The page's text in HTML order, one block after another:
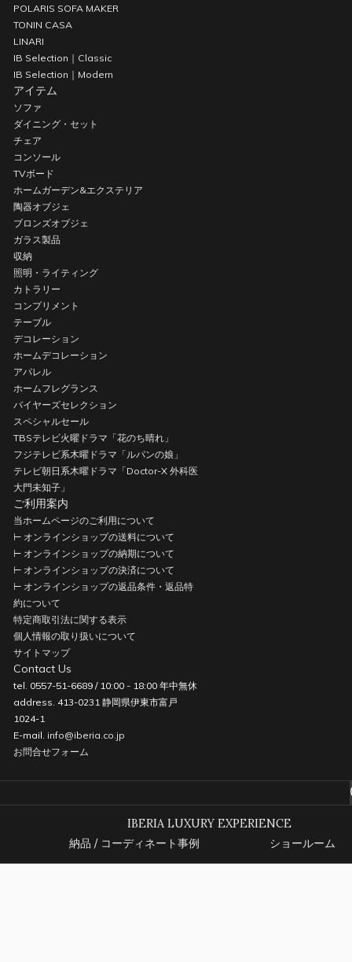
POLARIS SOFA MAKER
TONIN CASA
LINARI
IB Selection｜Classic
IB Selection｜Modern
アイテム
ソファ
ダイニング・セット
チェア
コンソール
TVボード
ホームガーデン&エクステリア
陶器オブジェ
ブロンズオブジェ
ガラス製品
収納
照明・ライティング
カトラリー
コンプリメント
テーブル
デコレーション
ホームデコレーション
アパレル
ホームフレグランス
バイヤーズセレクション
スペシャルセール
TBSテレビ火曜ドラマ「花のち晴れ」
フジテレビ系木曜ドラマ「ルパンの娘」
テレビ朝日系木曜ドラマ「Doctor-X 外科医
大門未知子」
ご利用案内
当ホームページのご利用について
⊢ オンラインショップの送料について
⊢ オンラインショップの納期について
⊢ オンラインショップの決済について
⊢ オンラインショップの返品条件・返品特
約について
特定商取引法に関する表示
個人情報の取り扱いについて
サイトマップ
Contact Us
tel. 0557-51-6689 / 10:00 - 18:00 年中無休
address. 413-0231 静岡県伊東市富戸
1024-1
E-mail. info@iberia.co.jp
お問合せフォーム
IBERIA LUXURY EXPERIENCE
納品 / コーディネート事例
ショールーム